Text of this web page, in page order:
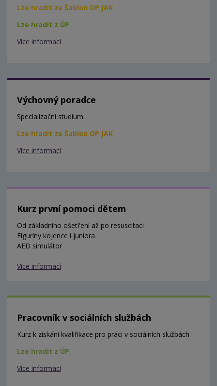
Lze hradit ze Šablon OP JAK
Lze hradit z ÚP
Více informací
Výchovný poradce
Specializační studium
Lze hradit ze Šablon OP JAK
Více informací
Kurz první pomoci dětem
Od základního ošetření až po resuscitaci
Figuríny kojence i juniora
AED simulátor
Více informací
Pracovník v sociálních službách
Kurz k získání kvalifikace pro práci v sociálních službách
Lze hradit z ÚP
Více informací